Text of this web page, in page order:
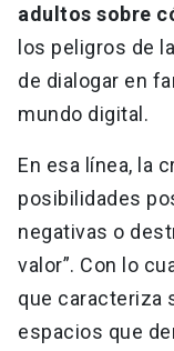
adultos sobre
los peligros de
de dialogar en
mundo digital.
En esa línea, la
posibilidades
negativas o
valor”. Con lo
que caracteriza
espacios que